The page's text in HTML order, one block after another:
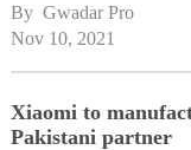
By Gwadar Pro
Nov 10, 2021
Xiaomi to
Pakistani partner